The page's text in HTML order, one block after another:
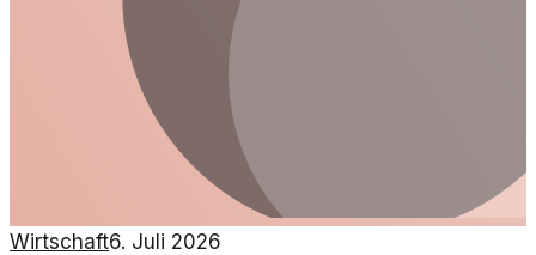
Wirtschaft6. Juli 2026